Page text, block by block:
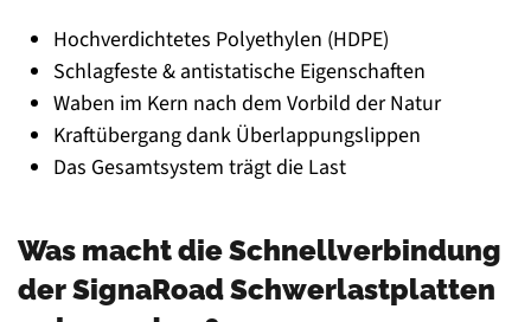
Hochverdichtetes Polyethylen (HDPE)
Schlagfeste & antistatische Eigenschaften
Waben im Kern nach dem Vorbild der Natur
Kraftübergang dank Überlappungslippen
Das Gesamtsystem trägt die Last
Was macht die Schnellverbindung
der SignaRoad Schwerlastplatten